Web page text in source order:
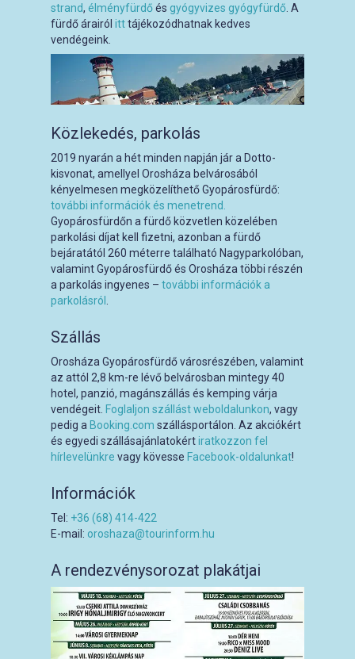
strand, élményfürdőés gyógyvizes gyógyfürdő. A
fürdő árairól itttájékozódhatnak kedves
vendégeink.
Közlekedés, parkolás
2019 nyarán a hét minden napján jár a Dotto-
kisvonat, amellyel Orosháza belvárosából
kényelmesen megközelíthető Gyopárosfürdő:
további információk és menetrend.
Gyopárosfürdőn a fürdő közvetlen közelében
parkolási díjat kell fizetni, azonban a fürdő
bejáratától 260 méterre található Nagyparkolóban,
valamint Gyopárosfürdő és Orosháza többi részén
a parkolás ingyenes – további információk a
parkolásról
Szállás
Orosháza Gyopárosfürdő városrészében, valamint
az attól 2,8 km-re lévő belvárosban mintegy 40
hotel, panzió, magánszállás és kemping várja
vendégeit. Foglaljon szállást weboldalunkon, vagy
pedig a Booking.com szállásportálon. Az akciókért
és egyedi szállásajánlatokértiratkozzon fel
hírlevelünkre vagy kövesse Facebook-oldalunkat!
Információk
Tel: +36 (68) 414-422
E-mail: oroshaza@tourinform.hu
A rendezvénysorozat plakátjai